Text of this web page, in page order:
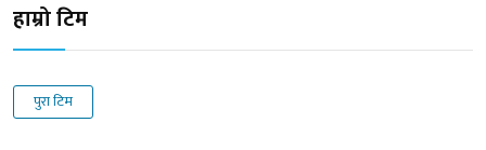
हाम्रो टिम
पुरा टिम